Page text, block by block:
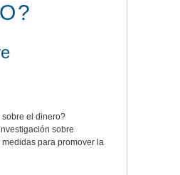
el dinero?
sobre
para promover la